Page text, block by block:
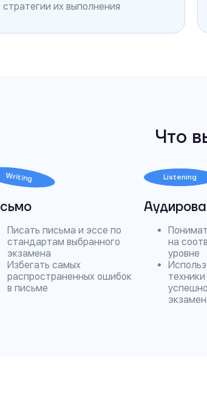
стратегии их выполнения
Что
Writing
Писать письма и эссе по
стандартам выбранного
экзамена
Избегать самых
распространенных ошибок
в письме
Listening
на
уровне